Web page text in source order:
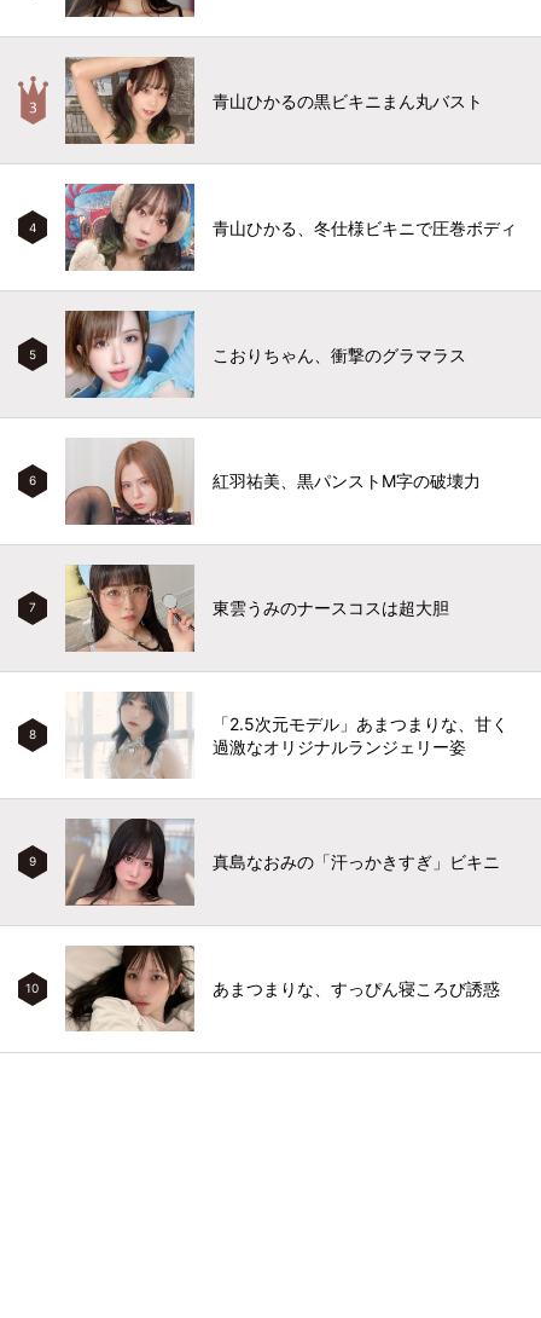
青山ひかるの黒ビキニまん丸バスト
4 青山ひかる、冬仕様ビキニで圧巻ボディ
5 こおりちゃん、衝撃のグラマラス
6 紅羽祐美、黒パンストM字の破壊力
7 東雲うみのナースコスは超大胆
8
「2.5次元モデル」あまつまりな、甘く
過激なオリジナルランジェリー姿
9 真島なおみの「汗っかきすぎ」ビキニ
10 あまつまりな、すっぴん寝ころび誘惑